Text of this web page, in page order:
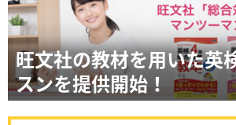
旺文社の教材を用いた英
スンを提供開始！